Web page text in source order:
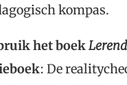
kompas.
het boek
: De